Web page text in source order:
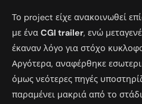
Το project είχε ανακοινωθεί
με ένα CGI trailer, ενώ
έκαναν λόγο για στόχο
Αργότερα, αναφέρθηκε
όμως νεότερες πηγές
παραμένει μακριά από το